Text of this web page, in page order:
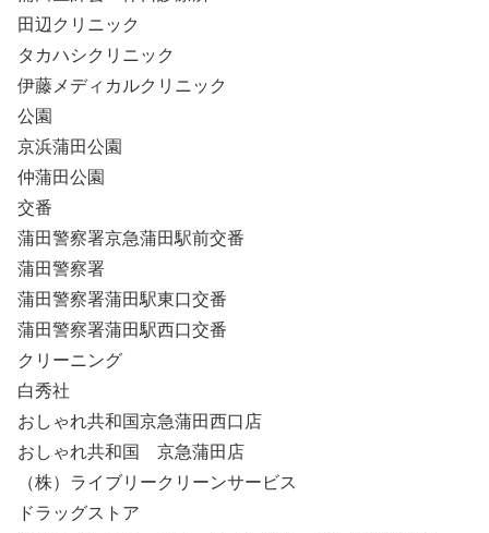
田辺クリニック
タカハシクリニック
伊藤メディカルクリニック
公園
京浜蒲田公園
仲蒲田公園
交番
蒲田警察署京急蒲田駅前交番
蒲田警察署
蒲田警察署蒲田駅東口交番
蒲田警察署蒲田駅西口交番
クリーニング
白秀社
おしゃれ共和国京急蒲田西口店
おしゃれ共和国 京急蒲田店
（株）ライブリークリーンサービス
ドラッグストア